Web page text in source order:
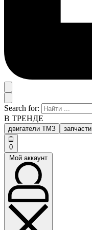
Search for:
В ТРЕНДЕ
двигатели ТМЗ запчасти
0
Мой аккаунт